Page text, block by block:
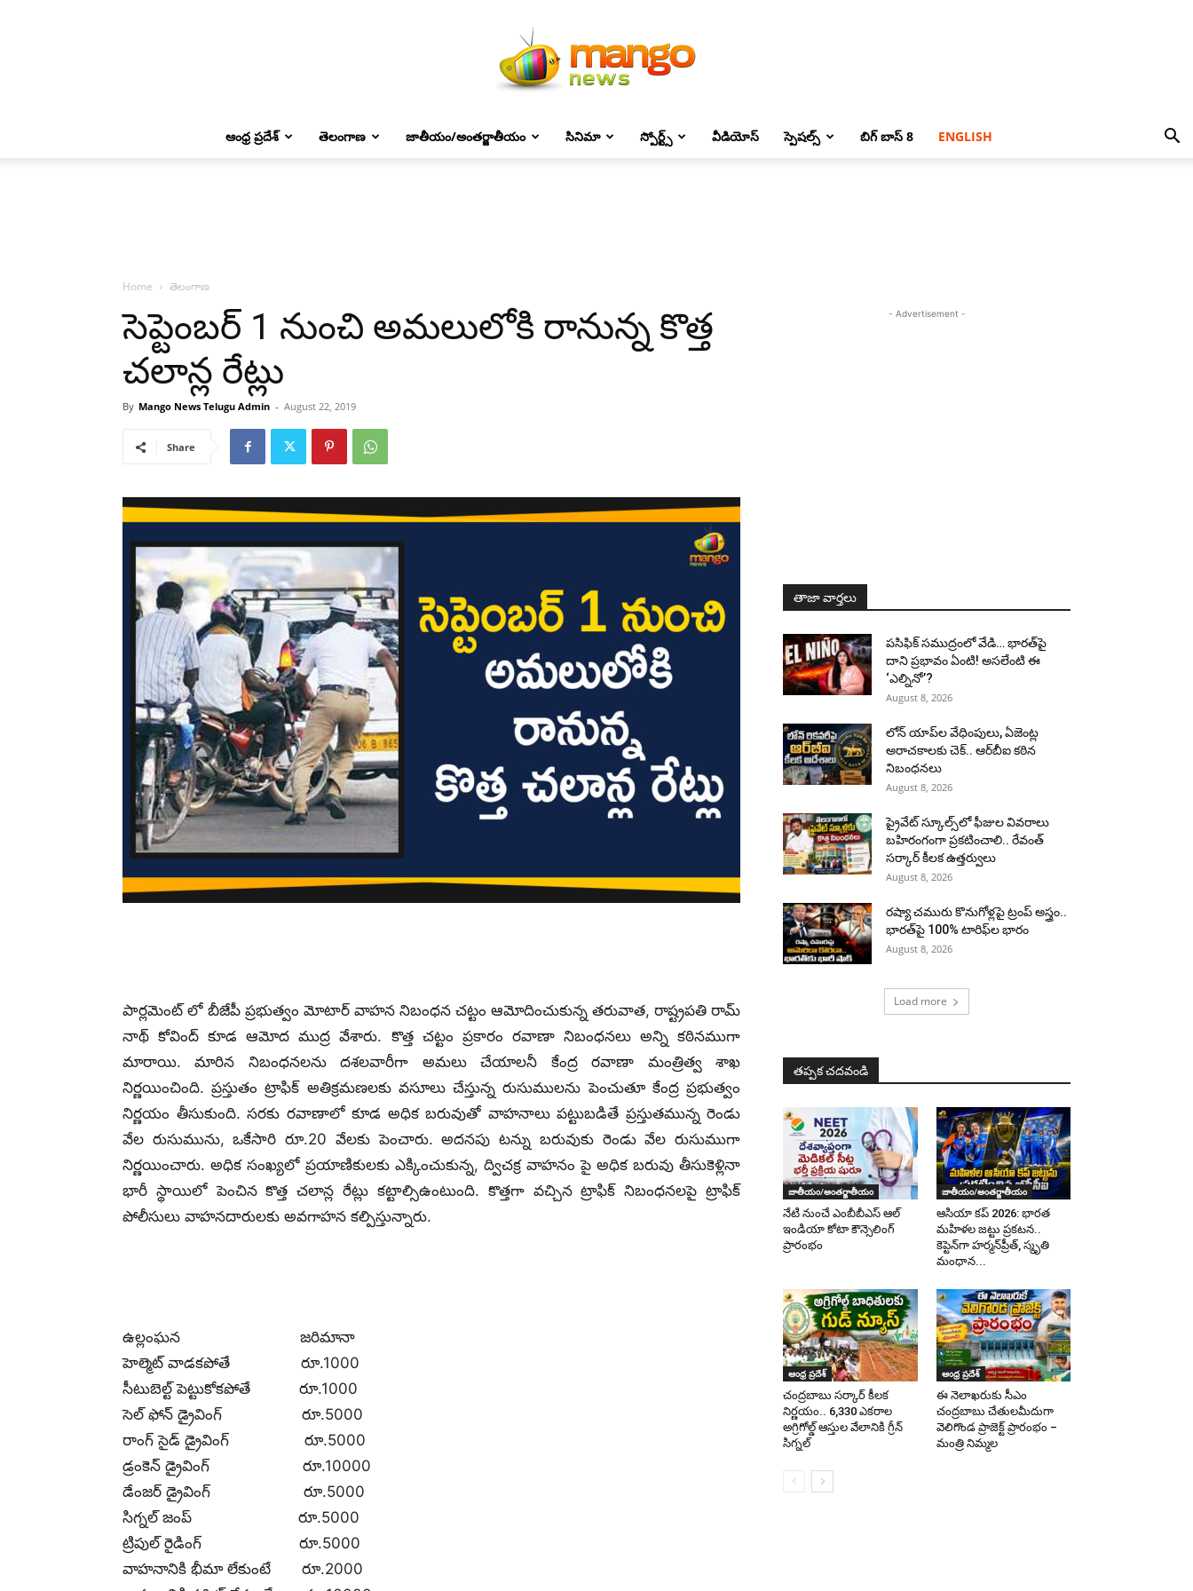
ఆంధ్ర ప్రదేశ్ తెలంగాణ జాతీయం/అంతర్జాతీయం సినిమా స్పోర్ట్స్ వీడియోస్ స్పెషల్స్ బిగ్ బాస్ 8 ENGLISH
Home తెలంగాణ
సెప్టెంబర్ 1 నుంచి అమలులోకి రానున్న కొత్త
చలాన్ల రేట్లు
By Mango News Telugu Admin - August 22, 2019
Share
పార్లమెంట్ లో బీజేపీ ప్రభుత్వం మోటార్ వాహన నిబంధన చట్టం ఆమోదించుకున్న తరువాత, రాష్ట్రపతి రామ్
నాథ్ కోవింద్ కూడ ఆమోద ముద్ర వేశారు. కొత్త చట్టం ప్రకారం రవాణా నిబంధనలు అన్ని కఠినముగా
మారాయి. మారిన నిబంధనలను దశలవారీగా అమలు చేయాలనీ కేంద్ర రవాణా మంత్రిత్వ శాఖ
నిర్ణయించింది. ప్రస్తుతం ట్రాఫిక్ అతిక్రమణలకు వసూలు చేస్తున్న రుసుములను పెంచుతూ కేంద్ర ప్రభుత్వం
నిర్ణయం తీసుకుంది. సరకు రవాణాలో కూడ అధిక బరువుతో వాహనాలు పట్టుబడితే ప్రస్తుతమున్న రెండు
వేల రుసుమును, ఒకేసారి రూ.20 వేలకు పెంచారు. అదనపు టన్ను బరువుకు రెండు వేల రుసుముగా
నిర్ణయించారు. అధిక సంఖ్యలో ప్రయాణికులకు ఎక్కించుకున్న, ద్విచక్ర వాహనం పై అధిక బరువు తీసుకెళ్లినా
భారీ స్థాయిలో పెంచిన కొత్త చలాన్ల రేట్లు కట్టాల్సిఉంటుంది. కొత్తగా వచ్చిన ట్రాఫిక్ నిబంధనలపై ట్రాఫిక్
పోలీసులు వాహనదారులకు అవగాహన కల్పిస్తున్నారు.
ఉల్లంఘన జరిమానా
హెల్మెట్ వాడకపోతే రూ.1000
సీటుబెల్ట్ పెట్టుకోకపోతే రూ.1000
సెల్ ఫోన్ డ్రైవింగ్ రూ.5000
రాంగ్ సైడ్ డ్రైవింగ్ రూ.5000
డ్రంకెన్ డ్రైవింగ్ రూ.10000
డేంజర్ డ్రైవింగ్ రూ.5000
సిగ్నల్ జంప్ రూ.5000
ట్రిపుల్ రైడింగ్ రూ.5000
వాహనానికి భీమా లేకుంటే రూ.2000
- Advertisement -
తాజా వార్తలు
పసిఫిక్ సముద్రంలో వేడి… భారత్‌పై
దాని ప్రభావం ఏంటి! అసలేంటి ఈ
‘ఎల్నినో’?
August 8, 2026
లోన్ యాప్‌ల వేధింపులు, ఏజెంట్ల
అరాచకాలకు చెక్.. ఆర్‌బీఐ కఠిన
నిబంధనలు
August 8, 2026
ప్రైవేట్ స్కూల్స్‌లో ఫీజుల వివరాలు
బహిరంగంగా ప్రకటించాలి.. రేవంత్
సర్కార్ కీలక ఉత్తర్వులు
August 8, 2026
రష్యా చమురు కొనుగోళ్లపై ట్రంప్ అస్త్రం..
భారత్‌పై 100% టారిఫ్‌ల భారం
August 8, 2026
Load more
తప్పక చదవండి
జాతీయం/అంతర్జాతీయం
నేటి నుంచే ఎంబీబీఎస్ ఆల్
ఇండియా కోటా కౌన్సెలింగ్
ప్రారంభం
జాతీయం/అంతర్జాతీయం
ఆసియా కప్ 2026: భారత
మహిళల జట్టు ప్రకటన..
కెప్టెన్‌గా హర్మన్‌ప్రీత్, స్మృతి
మంధాన...
ఆంధ్ర ప్రదేశ్
చంద్రబాబు సర్కార్ కీలక
నిర్ణయం.. 6,330 ఎకరాల
అగ్రిగోల్డ్ ఆస్తుల వేలానికి గ్రీన్
సిగ్నల్
ఆంధ్ర ప్రదేశ్
ఈ నెలాఖరుకు సీఎం
చంద్రబాబు చేతులమీదుగా
వెలిగొండ ప్రాజెక్ట్‌ ప్రారంభం –
మంత్రి నిమ్మల